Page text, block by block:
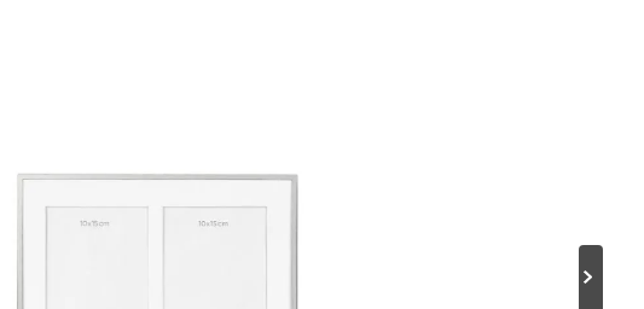
6.
cafetera